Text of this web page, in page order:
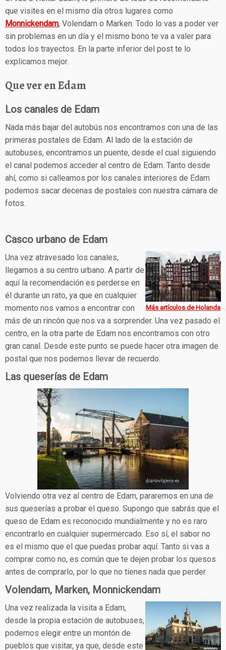
que visites en el mismo día otros lugares como
Monnickendam, Volendam o Marken. Todo lo vas a poder ver
sin problemas en un día y el mismo bono te va a valer para
todos los trayectos. En la parte inferior del post te lo
explicamos mejor.
Que ver en Edam
Los canales de Edam
Nada más bajar del autobús nos encontramos con una de las
primeras postales de Edam. Al lado de la estación de
autobuses, encontramos un puente, desde el cual siguiendo
el canal podemos acceder al centro de Edam. Tanto desde
ahí, como si calleamos por los canales interiores de Edam
podemos sacar decenas de postales con nuestra cámara de
fotos.
Casco urbano de Edam
Más artículos de Holanda
Una vez atravesado los canales,
llegamos a su centro urbano. A partir de
aquí la recomendación es perderse en
él durante un rato, ya que en cualquier
momento nos vamos a encontrar con
más de un rincón que nos va a sorprender. Una vez pasado el
centro, en la otra parte de Edam nos encontramos con otro
gran canal. Desde este punto se puede hacer otra imagen de
postal que nos podemos llevar de recuerdo.
Las queserías de Edam
Volviendo otra vez al centro de Edam, pararemos en una de
sus queserías a probar el queso. Supongo que sabrás que el
queso de Edam es reconocido mundialmente y no es raro
encontrarlo en cualquier supermercado. Eso sí, el sabor no
es el mismo que el que puedas probar aquí. Tanto si vas a
comprar como no, es común que te dejen probar los quesos
antes de comprarlo, por lo que no tienes nada que perder.
Volendam, Marken, Monnickendam
Una vez realizada la visita a Edam,
desde la propia estación de autobuses,
podemos elegir entre un montón de
pueblos que visitar, ya que, desde este